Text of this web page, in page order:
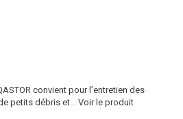
convient pour l’entretien des
petits débris et...
Voir le produit